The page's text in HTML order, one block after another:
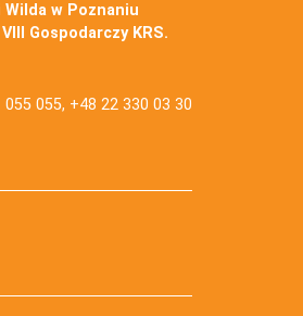
Wilda w Poznaniu
VIII Gospodarczy KRS.
055, +48 22 330 03 30